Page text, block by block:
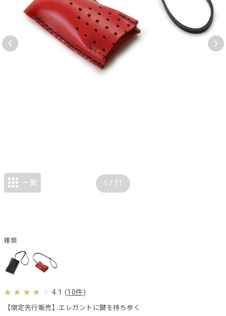
【限定先行販売】エレガントに鍵を持ち歩く
4.1 (10件)
1 / 11
一覧
種類